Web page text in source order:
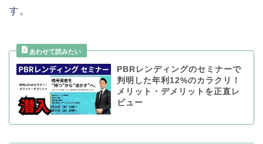
す。
PBRレンディングのセミナーで
判明した年利12%のカラクリ！
メリット・デメリットを正直レ
ビュー